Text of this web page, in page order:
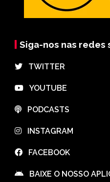
Siga-nos nas redes
⠀TWITTER
⠀YOUTUBE
⠀PODCASTS
⠀INSTAGRAM
⠀FACEBOOK
⠀BAIXE O NOSSO